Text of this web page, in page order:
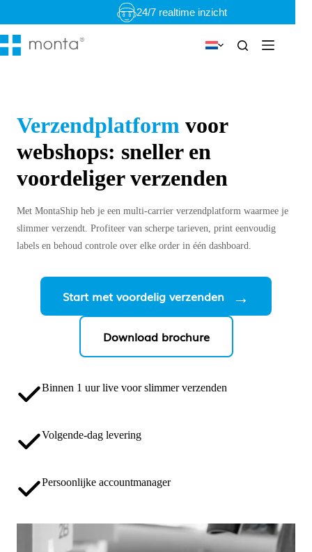
inhoud
24/7 realtime inzicht
Verzendplatform voor
webshops: sneller en
voordeliger verzenden
Met MontaShip heb je een multi-carrier verzendplatform waarmee je
slimmer verzendt. Profiteer van scherpe tarieven, print eenvoudig
labels en behoud controle over elke order in één dashboard.
Start met voordelig verzenden
Download brochure
Binnen 1 uur live voor slimmer verzenden
Volgende-dag levering
Persoonlijke accountmanager